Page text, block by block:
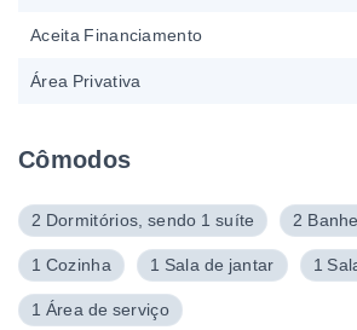
Cômodos
2 Dormitórios, sendo 1 suíte 2
1 Cozinha 1 Sala de jantar 1
1 Área de serviço
Aceita Financiamento
Área Privativa